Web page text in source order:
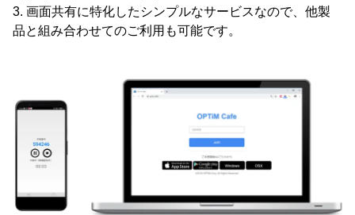
3. 画面共有に特化したシンプルなサービスなので、他製
品と組み合わせてのご利用も可能です。